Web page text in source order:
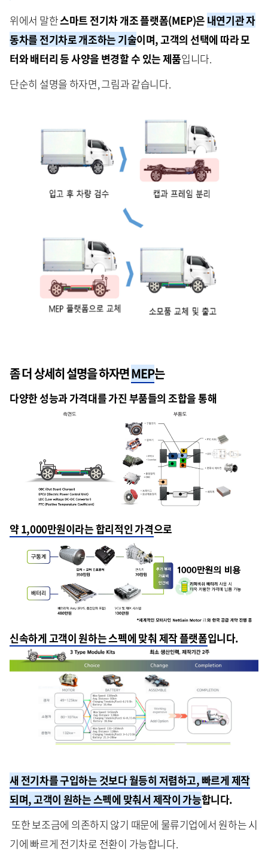
위에서 말한스마트전기차개조플랫폼(MEP)은 내연기관자
동차를전기차로개조하는 기술이며,고객의 선택에 따라모
터와배터리등사양을 변경할수 있는제품입니다.
단순히 설명을 하자면, 그림과 같습니다.
좀 더 상세히 설명을 하자면MEP는
다양한 성능과 가격대를 가진 부품들의 조합을 통해
약 1,000만원이라는 합리적인 가격으로
신속하게 고객이 원하는 스펙에 맞춰 제작 플랫폼입니다.
새 전기차를 구입하는 것보다 월등히 저렴하고, 빠르게 제작
되며, 고객이 원하는 스펙에 맞춰서 제작이 가능합니다.
또한 보조금에 의존하지 않기 때문에 물류기업에서 원하는 시
기에 빠르게 전기차로 전환이 가능합니다.